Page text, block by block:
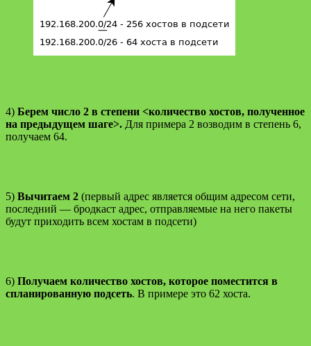
4) Берем число 2 в степени <количество хостов, полученное
на предыдущем шаге>. Для примера 2 возводим в степень 6,
получаем 64.
5) Вычитаем 2 (первый адрес является общим адресом сети,
последний — бродкаст адрес, отправляемые на него пакеты
будут приходить всем хостам в подсети)
6) Получаем количество хостов, которое поместится в
спланированную подсеть. В примере это 62 хоста.